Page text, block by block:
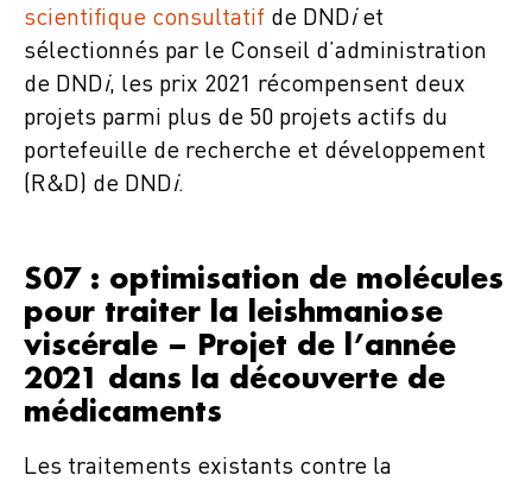
scientifique consultatif de DNDi et
sélectionnés par le Conseil d’administration
de DNDi, les prix 2021 récompensent deux
projets parmi plus de 50 projets actifs du
portefeuille de recherche et développement
(R&D) de DNDi.
S07 : optimisation de molécules
pour traiter la leishmaniose
viscérale – Projet de l’année
2021 dans la découverte de
médicaments
Les traitements existants contre la